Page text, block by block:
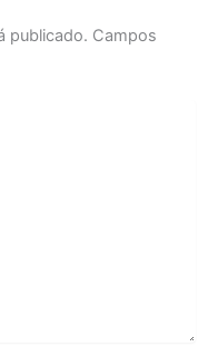
publicado. Campos